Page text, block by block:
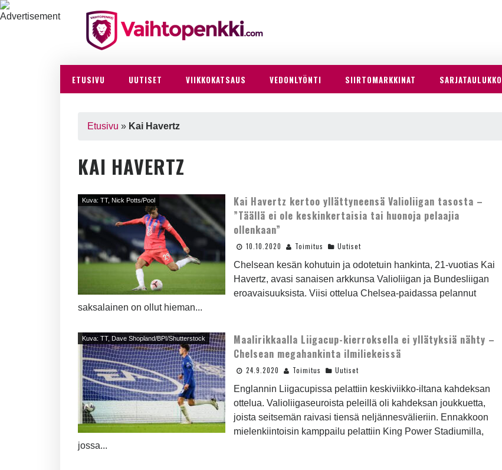
ETUSIVU UUTISET VIIKKOKATSAUS VEDONLYÖNTI SIIRTOMARKKINAT SARJATAULUKKO
Etusivu » Kai Havertz
KAI HAVERTZ
Kuva: TT, Nick Potts/Pool
Kai Havertz kertoo yllättyneensä Valioliigan tasosta –
”Täällä ei ole keskinkertaisia tai huonoja pelaajia
ollenkaan”
10.10.2020 Toimitus Uutiset
Chelsean kesän kohutuin ja odotetuin hankinta, 21-vuotias Kai
Havertz, avasi sanaisen arkkunsa Valioliigan ja Bundesliigan
eroavaisuuksista. Viisi ottelua Chelsea-paidassa pelannut
saksalainen on ollut hieman...
Kuva: TT, Dave Shopland/BPI/Shutterstock
Maalirikkaalla Liigacup-kierroksella ei yllätyksiä nähty –
Chelsean megahankinta ilmiliekeissä
24.9.2020 Toimitus Uutiset
Englannin Liigacupissa pelattiin keskiviikko-iltana kahdeksan
ottelua. Valioliigaseuroista peleillä oli kahdeksan joukkuetta,
joista seitsemän raivasi tiensä neljännesvälieriin. Ennakkoon
mielenkiintoisin kamppailu pelattiin King Power Stadiumilla,
jossa...